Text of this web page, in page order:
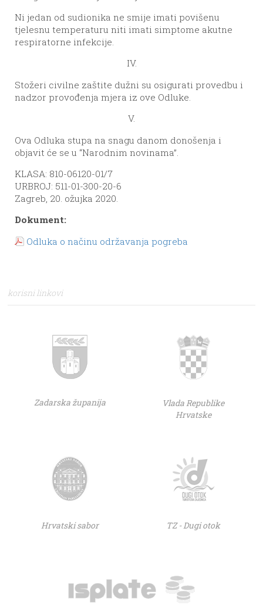
Ni jedan od sudionika ne smije imati povišenu
tjelesnu temperaturu niti imati simptome akutne
respiratorne infekcije.
IV.
Stožeri civilne zaštite dužni su osigurati provedbu i
nadzor provođenja mjera iz ove Odluke.
V.
Ova Odluka stupa na snagu danom donošenja i
objavit će se u “Narodnim novinama”.
KLASA: 810-06120-01/7
URBROJ: 511-01-300-20-6
Zagreb, 20. ožujka 2020.
Dokument:
Odluka o načinu održavanja pogreba
korisni linkovi
Zadarska županija
Vlada Republike
Hrvatske
Hrvatski sabor TZ - Dugi otok